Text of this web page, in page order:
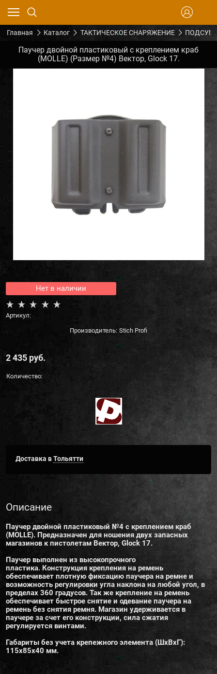
Главная Каталог ТАКТИЧЕСКОЕ СНАРЯЖЕНИЕ
Паучер двойной пластиковый с креплением краб
(MOLLE) (Размер №4) Вектор, Glock 17.
Нет в наличии
Артикул:
Производитель: Stich Profi
2 435 руб.
Количество:
Доставка вТольятти
Описание
Паучер двойной пластиковый №4 с креплением краб
(MOLLE). Предназначен для ношения двух запасных
магазинов к пистолетам Вектор, Glock 17.
Паучер выполнен из высокопрочного
пластика. Конструкция крепления на ремень
обеспечивает плотную фиксацию паучера на ремне и
возможность регулировки угла наклона на любой угол, в
пределах 360 градусов. Так же крепление на ремень
обеспечивает быстрое снятие и одевание паучера на
ремень без снятия ремня. Магазин удерживается в
паучере за счет его конструкции, сила сжатия
регулируется винтами.
Габариты без учета крепежного элемента (ШхВхГ):
115х85х40 мм.